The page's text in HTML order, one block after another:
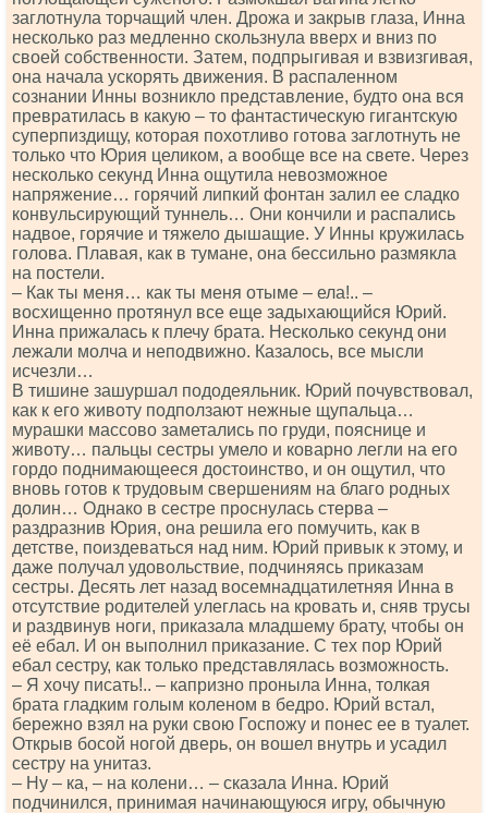
заглотнула торчащий член. Дрожа и закрыв глаза, Инна
несколько раз медленно скользнула вверх и вниз по
своей собственности. Затем, подпрыгивая и взвизгивая,
она начала ускорять движения. В распаленном
сознании Инны возникло представление, будто она вся
превратилась в какую – то фантастическую гигантскую
суперпиздищу, которая похотливо готова заглотнуть не
только что Юрия целиком, а вообще все на свете. Через
несколько секунд Инна ощутила невозможное
напряжение… горячий липкий фонтан залил ее сладко
конвульсирующий туннель… Они кончили и распались
надвое, горячие и тяжело дышащие. У Инны кружилась
голова. Плавая, как в тумане, она бессильно размякла
на постели.
– Как ты меня… как ты меня отыме – ела!.. –
восхищенно протянул все еще задыхающийся Юрий.
Инна прижалась к плечу брата. Несколько секунд они
лежали молча и неподвижно. Казалось, все мысли
исчезли…
В тишине зашуршал пододеяльник. Юрий почувствовал,
как к его животу подползают нежные щупальца…
мурашки массово заметались по груди, пояснице и
животу… пальцы сестры умело и коварно легли на его
гордо поднимающееся достоинство, и он ощутил, что
вновь готов к трудовым свершениям на благо родных
долин… Однако в сестре проснулась стерва –
раздразнив Юрия, она решила его помучить, как в
детстве, поиздеваться над ним. Юрий привык к этому, и
даже получал удовольствие, подчиняясь приказам
сестры. Десять лет назад восемнадцатилетняя Инна в
отсутствие родителей улеглась на кровать и, сняв трусы
и раздвинув ноги, приказала младшему брату, чтобы он
её ебал. И он выполнил приказание. С тех пор Юрий
ебал сестру, как только представлялась возможность.
– Я хочу писать!.. – капризно проныла Инна, толкая
брата гладким голым коленом в бедро. Юрий встал,
бережно взял на руки свою Госпожу и понес ее в туалет.
Открыв босой ногой дверь, он вошел внутрь и усадил
сестру на унитаз.
– Ну – ка, – на колени… – сказала Инна. Юрий
подчинился, принимая начинающуюся игру, обычную